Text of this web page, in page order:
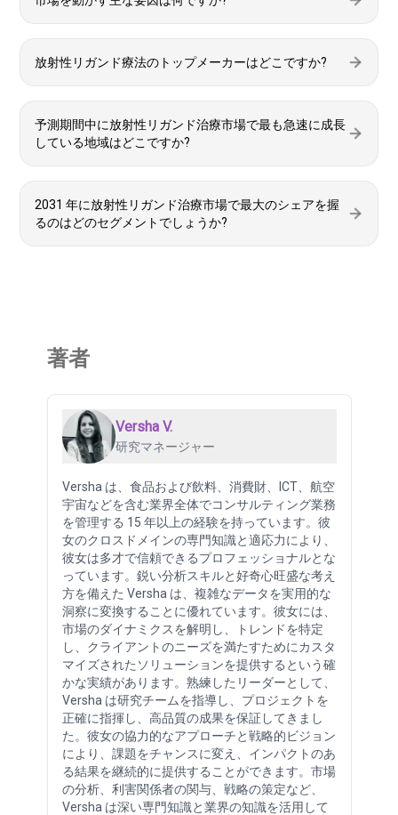
放射性リガンド療法のトップメーカーはどこですか?
予測期間中に放射性リガンド治療市場で最も急速に成長
している地域はどこですか?
2031 年に放射性リガンド治療市場で最大のシェアを握
るのはどのセグメントでしょうか?
著者
Versha V.
研究マネージャー
Versha は、食品および飲料、消費財、ICT、航空
宇宙などを含む業界全体でコンサルティング業務
を管理する 15 年以上の経験を持っています。彼
女のクロスドメインの専門知識と適応力により、
彼女は多才で信頼できるプロフェッショナルとな
っています。鋭い分析スキルと好奇心旺盛な考え
方を備えた Versha は、複雑なデータを実用的な
洞察に変換することに優れています。彼女には、
市場のダイナミクスを解明し、トレンドを特定
し、クライアントのニーズを満たすためにカスタ
マイズされたソリューションを提供するという確
かな実績があります。熟練したリーダーとして、
Versha は研究チームを指導し、プロジェクトを
正確に指揮し、高品質の成果を保証してきまし
た。彼女の協力的なアプローチと戦略的ビジョン
により、課題をチャンスに変え、インパクトのあ
る結果を継続的に提供することができます。市場
の分析、利害関係者の関与、戦略の策定など、
Versha は深い専門知識と業界の知識を活用して